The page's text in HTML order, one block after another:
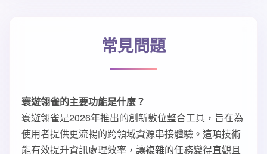
常見問題
寰遊翎雀的主要功能是什麼？
寰遊翎雀是2026年推出的創新數位整合工具，旨在為
使用者提供更流暢的跨領域資源串接體驗。這項技術
能有效提升資訊處理效率，讓複雜的任務變得直觀且